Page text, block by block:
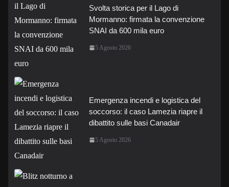
Svolta storica per il Lago di
Mormanno: firmata la convenzione
SNAI da 600 mila euro
5 Agosto 2026
Emergenza incendi e logistica del
soccorso: il caso Lamezia riapre il
dibattito sulle basi Canadair
5 Agosto 2026